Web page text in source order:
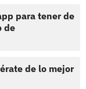
para tener de
de
de lo mejor